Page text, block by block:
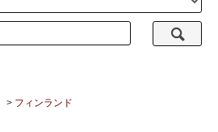
> フィンランド